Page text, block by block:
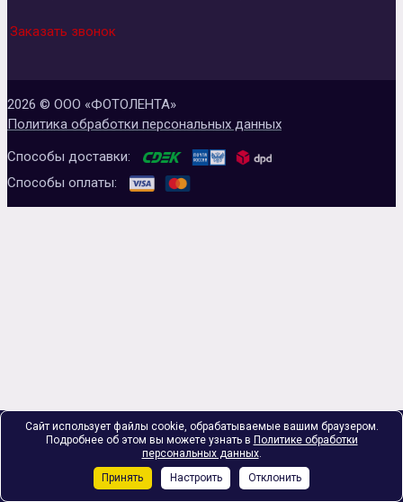
Заказать звонок
2026 © ООО «ФОТОЛЕНТА»
Политика обработки персональных данных
Способы доставки:
Способы оплаты:
Сайт использует файлы cookie, обрабатываемые вашим браузером.
Подробнее об этом вы можете узнать в Политике обработки
персональных данных.
Принять
Настроить Отклонить